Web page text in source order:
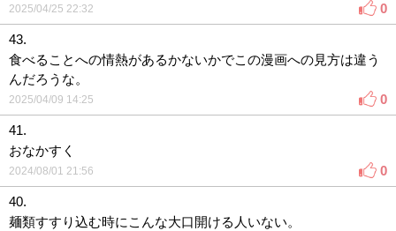
2025/04/25 22:32 0
43.
食べることへの情熱があるかないかでこの漫画への見方は違う
んだろうな。
2025/04/09 14:25 0
41.
おなかすく
2024/08/01 21:56 0
40.
麺類すすり込む時にこんな大口開ける人いない。